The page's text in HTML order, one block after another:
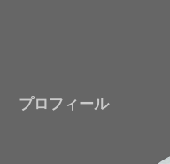
プロフィール